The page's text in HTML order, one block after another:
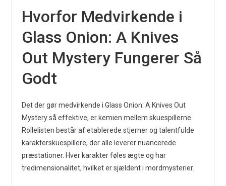
Hvorfor Medvirkende i
Glass Onion: A Knives
Out Mystery Fungerer Så
Godt
Det der gør medvirkende i Glass Onion: A Knives Out
Mystery så effektive, er kemien mellem skuespillerne.
Rollelisten består af etablerede stjerner og talentfulde
karakterskuespillere, der alle leverer nuancerede
præstationer. Hver karakter føles ægte og har
tredimensionalitet, hvilket er sjældent i mordmysterier.